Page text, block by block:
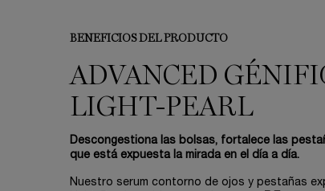
BENEFICIOS DEL PRODUCTO
ADVANCED
LIGHT-PEARL
Descongestiona las bolsas, fortalece las
que está expuesta la mirada en el día a día.
Nuestro serum contorno de ojos y pestañas